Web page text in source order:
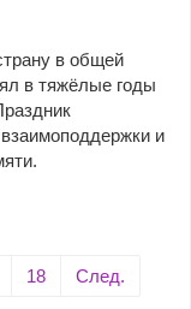
в общей
в тяжёлые годы
и
18 След.